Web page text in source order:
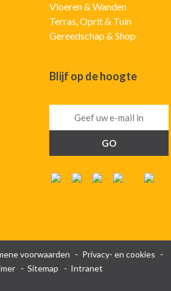
Vloeren & Wanden
Terras, Oprit & Tuin
Gereedschap & Shop
Blijf op de hoogte
voorwaarden
Privacy- en cookies
Sitemap Intranet